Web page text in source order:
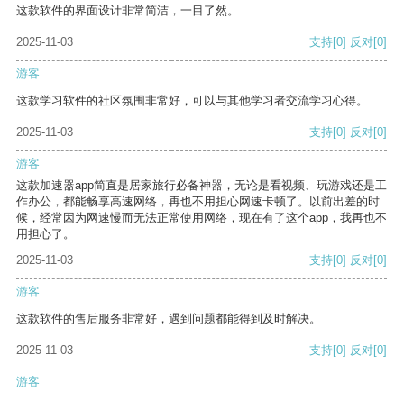
这款软件的界面设计非常简洁，一目了然。
2025-11-03 支持[0] 反对[0]
游客
这款学习软件的社区氛围非常好，可以与其他学习者交流学习心得。
2025-11-03 支持[0] 反对[0]
游客
这款加速器app简直是居家旅行必备神器，无论是看视频、玩游戏还是工
作办公，都能畅享高速网络，再也不用担心网速卡顿了。以前出差的时
候，经常因为网速慢而无法正常使用网络，现在有了这个app，我再也不
用担心了。
2025-11-03
支持[0] 反对[0]
游客
这款软件的售后服务非常好，遇到问题都能得到及时解决。
2025-11-03 支持[0] 反对[0]
游客